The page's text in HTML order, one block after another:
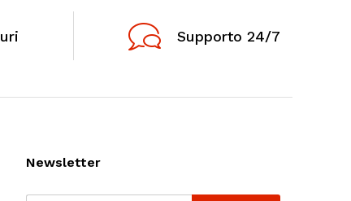
Supporto 24/7
Newsletter